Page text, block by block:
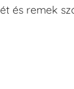
és remek